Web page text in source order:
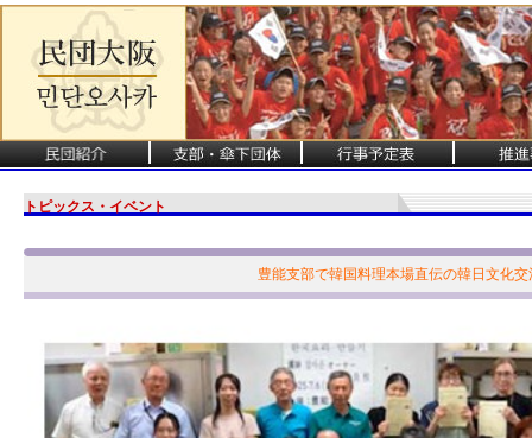
トピックス・イベント
豊能支部で韓国料理本場直伝の韓日文化